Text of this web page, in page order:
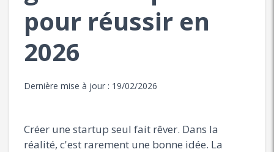
pour réussir en
2026
Dernière mise à jour : 19/02/2026
Créer une startup seul fait rêver. Dans la
réalité, c'est rarement une bonne idée. La